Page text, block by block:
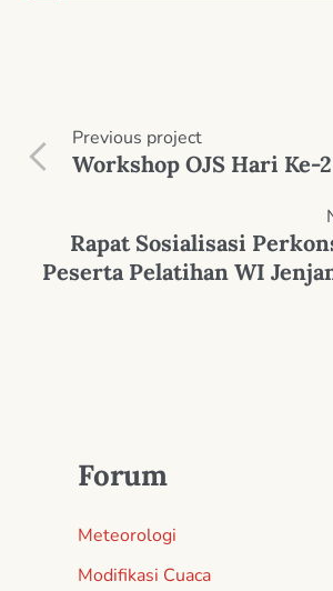
Previous project
Workshop OJS Hari Ke-2
Rapat Sosialisasi
Peserta Pelatihan WI
Forum
Meteorologi
Modifikasi Cuaca